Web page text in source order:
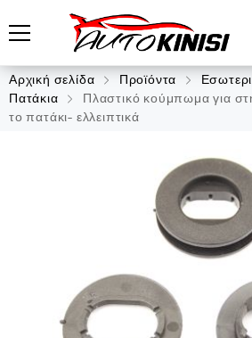
Αρχική σελίδα Προϊόντα
Πατάκια
Πλαστικό κούμπωμα για
το πατάκι- ελλειπτικά